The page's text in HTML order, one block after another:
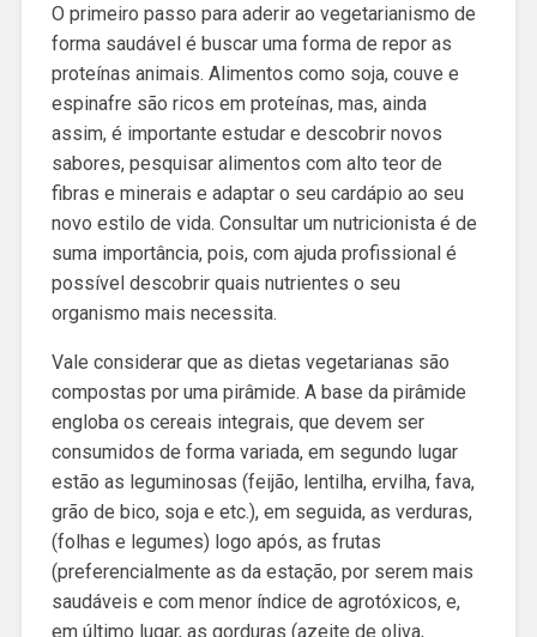
O primeiro passo para aderir ao vegetarianismo de
forma saudável é buscar uma forma de repor as
proteínas animais. Alimentos como soja, couve e
espinafre são ricos em proteínas, mas, ainda
assim, é importante estudar e descobrir novos
sabores, pesquisar alimentos com alto teor de
fibras e minerais e adaptar o seu cardápio ao seu
novo estilo de vida. Consultar um nutricionista é de
suma importância, pois, com ajuda profissional é
possível descobrir quais nutrientes o seu
organismo mais necessita.
Vale considerar que as dietas vegetarianas são
compostas por uma pirâmide. A base da pirâmide
engloba os cereais integrais, que devem ser
consumidos de forma variada, em segundo lugar
estão as leguminosas (feijão, lentilha, ervilha, fava,
grão de bico, soja e etc.), em seguida, as verduras,
(folhas e legumes) logo após, as frutas
(preferencialmente as da estação, por serem mais
saudáveis e com menor índice de agrotóxicos, e,
em último lugar, as gorduras (azeite de oliva,